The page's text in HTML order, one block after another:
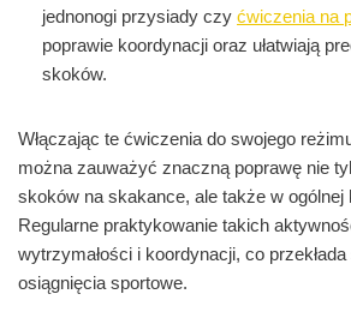
jednonogi przysiady czy ćwiczenia na
poprawie koordynacji oraz ułatwiają
skoków.
Włączając te ćwiczenia do swojego
można zauważyć znaczną poprawę nie
skoków na skakance, ale także w ogólnej
Regularne praktykowanie takich
wytrzymałości i koordynacji, co
osiągnięcia sportowe.